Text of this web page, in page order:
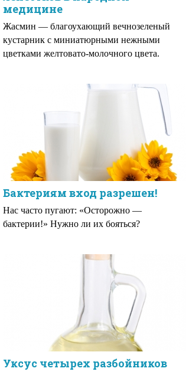
медицине
Жасмин — благоухающий вечнозеленый
кустарник с миниатюрными нежными
цветками желтовато-молочного цвета.
Бактериям вход разрешен!
Нас часто пугают: «Осторожно —
бактерии!» Нужно ли их бояться?
Уксус четырех разбойников